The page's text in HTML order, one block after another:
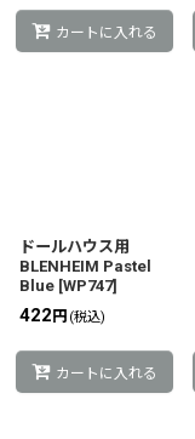
カートに入れる
ドールハウス用
BLENHEIM Pastel
Blue [WP747]
422 円 (税込)
カートに入れる